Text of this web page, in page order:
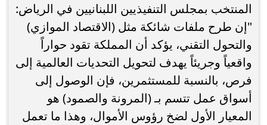
المنتخب بمجلس التنفيذيين اللبنانيين في الرياض:
"إن طرح ملفات شائكة مثل (الاقتصاد الموازي)
والتحول التقني، يؤكد أن المملكة تقود حواراً
واقعياً وجريئاً يهدف لتحويل التحديات العالمية إلى
فرص، بالنسبة للمستثمرين، فإن الوصول إلى
أسواق عمل تتسم بـ (المرونة والصمود) هو
المعيار الأول لضخ رؤوس الأموال، وهذا ما تعمل